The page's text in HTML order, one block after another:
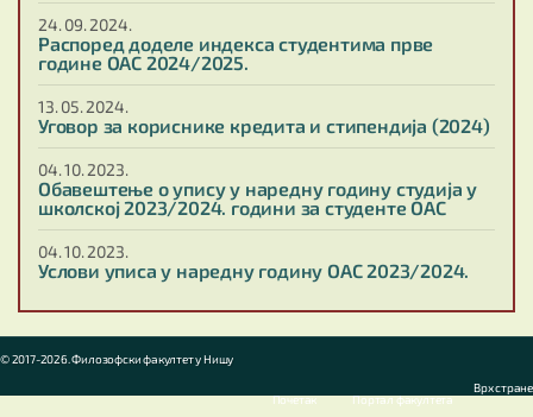
24. 09. 2024.
Распоред доделе индекса студентима прве
године ОАС 2024/2025.
13. 05. 2024.
Уговор за кориснике кредита и стипендија (2024)
04. 10. 2023.
Обавештење о упису у наредну годину студија у
школској 2023/2024. години за студенте ОАС
04. 10. 2023.
Услови уписа у наредну годину ОАС 2023/2024.
© 2017-2026. Филозофски факултет у Нишу
Почетак Портал факултета
Врх стране